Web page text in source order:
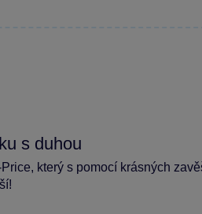
s duhou
který s pomocí krásných